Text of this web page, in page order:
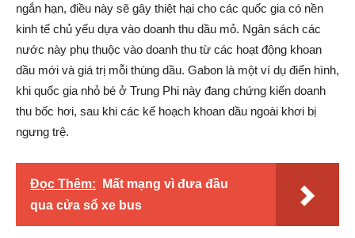
ngắn hạn, điều này sẽ gây thiệt hại cho các quốc gia có nền
kinh tế chủ yếu dựa vào doanh thu dầu mỏ. Ngân sách các
nước này phụ thuộc vào doanh thu từ các hoạt động khoan
dầu mới và giá trị mỗi thùng dầu. Gabon là một ví dụ điển hình,
khi quốc gia nhỏ bé ở Trung Phi này đang chứng kiến doanh
thu bốc hơi, sau khi các kế hoạch khoan dầu ngoài khơi bị
ngưng trệ.
Đọc Thêm:
Mất mạng vì đưa đầu
qua cửa sổ xe bus